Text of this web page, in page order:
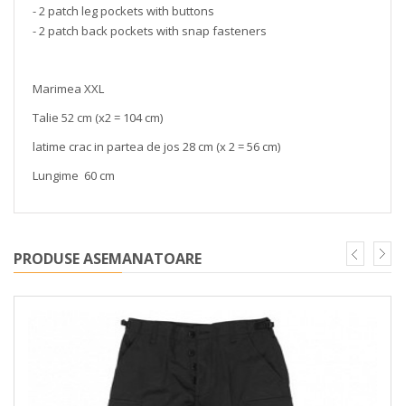
- 2 patch leg pockets with buttons
- 2 patch back pockets with snap fasteners
Marimea XXL
Talie 52 cm (x2 = 104 cm)
latime crac in partea de jos 28 cm (x 2 = 56 cm)
Lungime 60 cm
PRODUSE ASEMANATOARE